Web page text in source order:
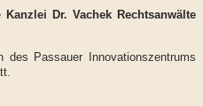
Kanzlei Dr. Vachek Rechtsanwälte
des Passauer Innovationszentrums